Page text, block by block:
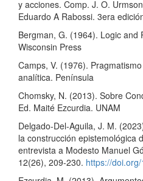
y acciones. Comp. J. O.
Eduardo A Rabossi. 3era
Bergman, G. (1964). Logic and
Wisconsin Press
Camps, V. (1976).
analítica. Península
Chomsky, N. (2013). Sobre
Ed. Maité Ezcurdia. UNAM
Delgado-Del-Aguila, J. M.
la construcción epistemológica
entrevista a Modesto Manuel
12(26), 209-230. https://